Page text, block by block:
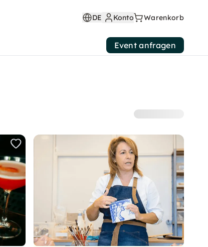
DE Konto Warenkorb
Event anfragen